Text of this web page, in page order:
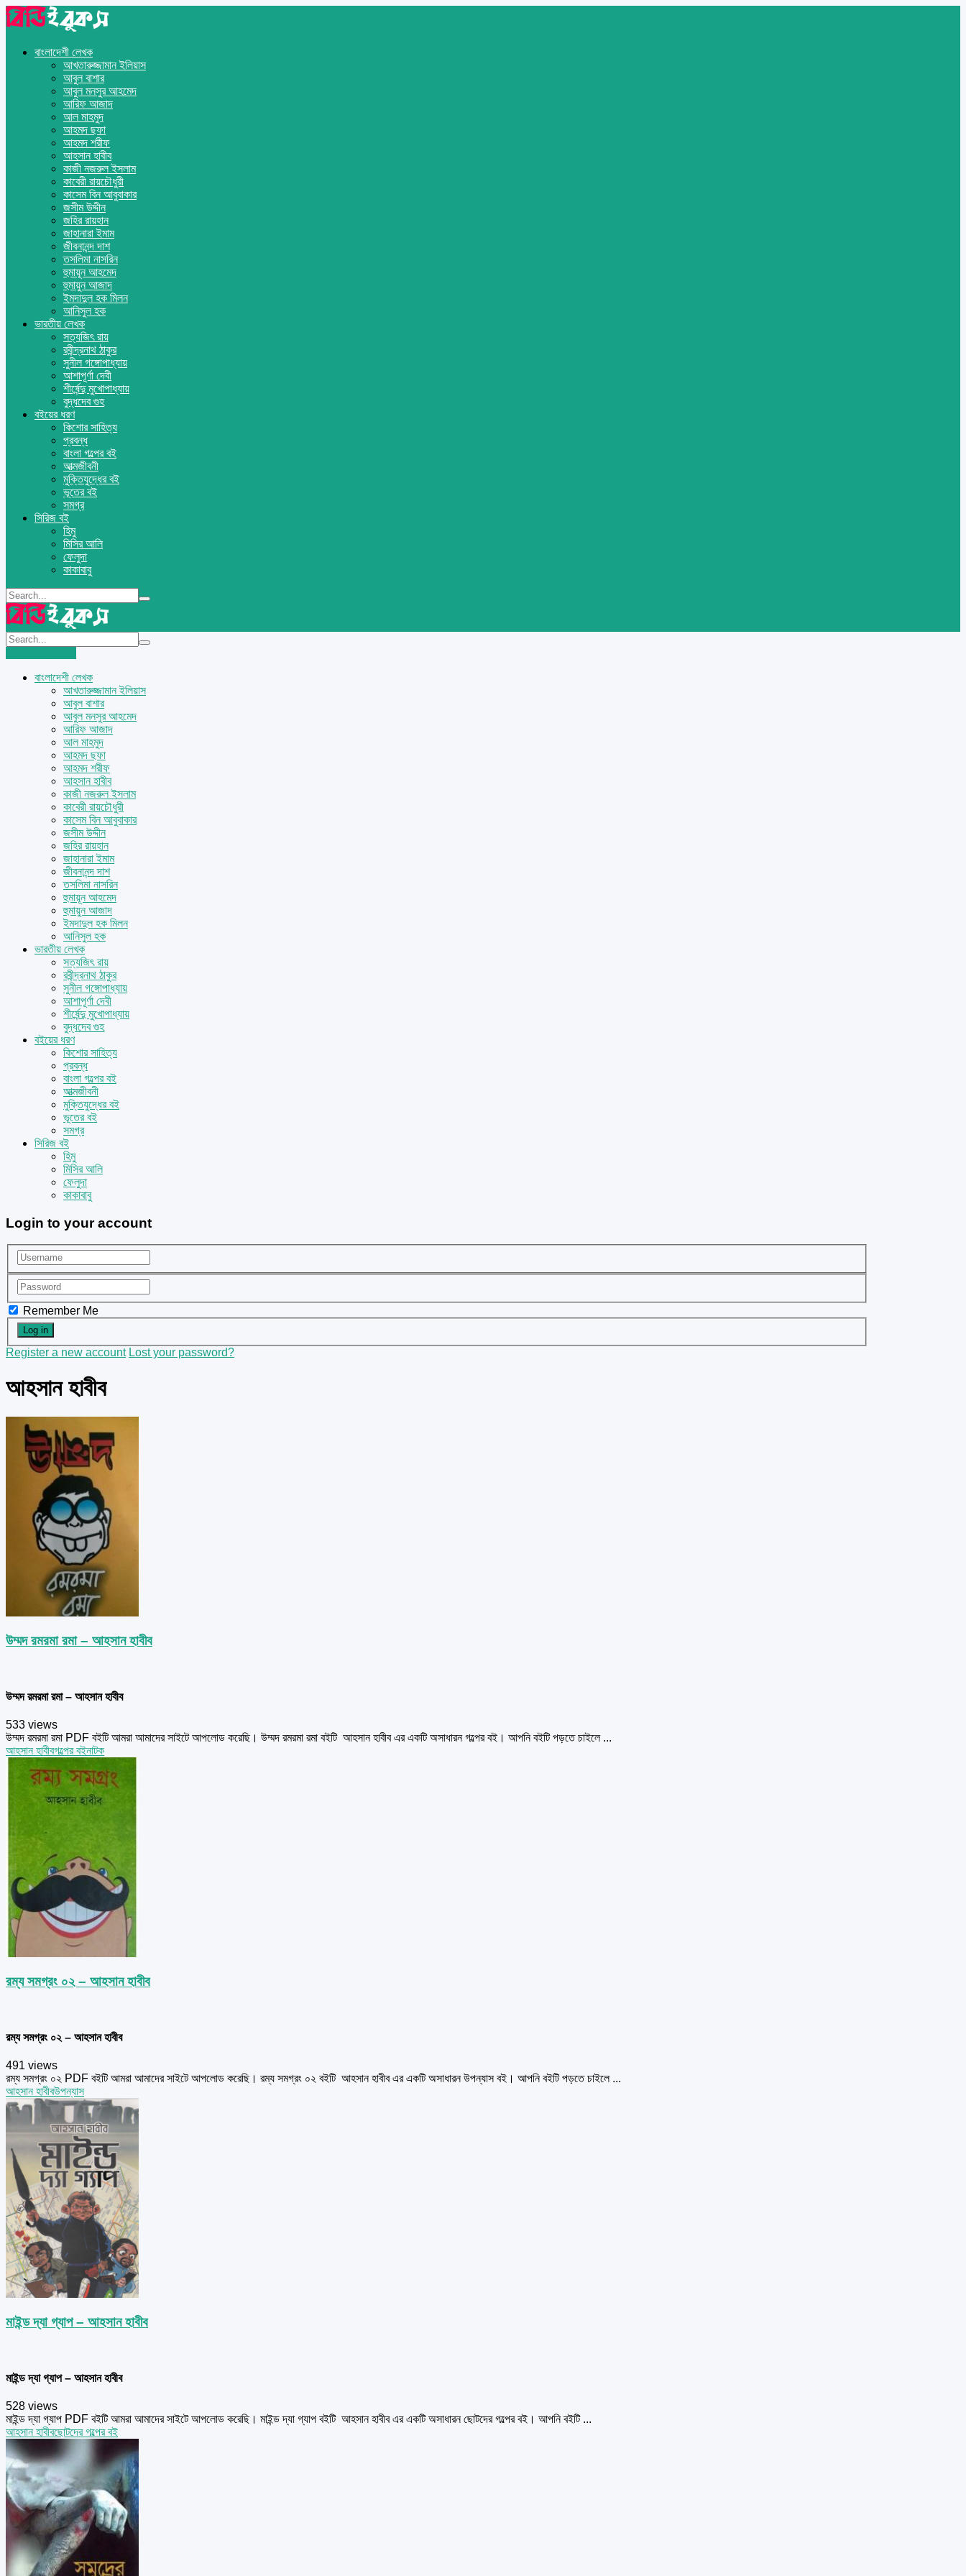
বাংলাদেশী লেখক
আখতারুজ্জামান ইলিয়াস
আবুল বাশার
আবুল মনসুর আহমেদ
আরিফ আজাদ
আল মাহমুদ
আহমদ ছফা
আহমদ শরীফ
আহসান হাবীব
কাজী নজরুল ইসলাম
কাবেরী রায়চৌধুরী
কাসেম বিন আবুবাকার
জসীম উদ্দীন
জহির রায়হান
জাহানারা ইমাম
জীবনানন্দ দাশ
তসলিমা নাসরিন
হুমায়ূন আহমেদ
হুমায়ুন আজাদ
ইমদাদুল হক মিলন
আনিসুল হক
ভারতীয় লেখক
সত্যজিৎ রায়
রবীন্দ্রনাথ ঠাকুর
সুনীল গঙ্গোপাধ্যায়
আশাপূর্ণা দেবী
শীর্ষেন্দু মুখোপাধ্যায়
বুদ্ধদেব গুহ
বইয়ের ধরণ
কিশোর সাহিত্য
প্রবন্ধ
বাংলা গল্পের বই
আত্মজীবনী
মুক্তিযুদ্ধের বই
ভূতের বই
সমগ্র
সিরিজ বই
হিমু
মিসির আলি
ফেলুদা
কাকাবাবু
বাংলাদেশী লেখক
আখতারুজ্জামান ইলিয়াস
আবুল বাশার
আবুল মনসুর আহমেদ
আরিফ আজাদ
আল মাহমুদ
আহমদ ছফা
আহমদ শরীফ
আহসান হাবীব
কাজী নজরুল ইসলাম
কাবেরী রায়চৌধুরী
কাসেম বিন আবুবাকার
জসীম উদ্দীন
জহির রায়হান
জাহানারা ইমাম
জীবনানন্দ দাশ
তসলিমা নাসরিন
হুমায়ূন আহমেদ
হুমায়ুন আজাদ
ইমদাদুল হক মিলন
আনিসুল হক
ভারতীয় লেখক
সত্যজিৎ রায়
রবীন্দ্রনাথ ঠাকুর
সুনীল গঙ্গোপাধ্যায়
আশাপূর্ণা দেবী
শীর্ষেন্দু মুখোপাধ্যায়
বুদ্ধদেব গুহ
বইয়ের ধরণ
কিশোর সাহিত্য
প্রবন্ধ
বাংলা গল্পের বই
আত্মজীবনী
মুক্তিযুদ্ধের বই
ভূতের বই
সমগ্র
সিরিজ বই
হিমু
মিসির আলি
ফেলুদা
কাকাবাবু
Login to your account
Remember Me
Register a new account Lost your password?
আহসান হাবীব
উম্মদ রমরমা রমা – আহসান হাবীব
উম্মদ রমরমা রমা – আহসান হাবীব
533 views
উম্মদ রমরমা রমা PDF বইটি আমরা আমাদের সাইটে আপলোড করেছি। উম্মদ রমরমা রমা বইটি আহসান হাবীব এর একটি অসাধারন গল্পের বই। আপনি বইটি পড়তে চাইলে ...
আহসান হাবীবগল্পের বইনাটক
রম্য সমগ্রং ০২ – আহসান হাবীব
রম্য সমগ্রং ০২ – আহসান হাবীব
491 views
রম্য সমগ্রং ০২ PDF বইটি আমরা আমাদের সাইটে আপলোড করেছি। রম্য সমগ্রং ০২ বইটি আহসান হাবীব এর একটি অসাধারন উপন্যাস বই। আপনি বইটি পড়তে চাইলে ...
আহসান হাবীবউপন্যাস
মাইন্ড দ্যা গ্যাপ – আহসান হাবীব
মাইন্ড দ্যা গ্যাপ – আহসান হাবীব
528 views
মাইন্ড দ্যা গ্যাপ PDF বইটি আমরা আমাদের সাইটে আপলোড করেছি। মাইন্ড দ্যা গ্যাপ বইটি আহসান হাবীব এর একটি অসাধারন ছোটদের গল্পের বই। আপনি বইটি ...
আহসান হাবীবছোটদের গল্পের বই